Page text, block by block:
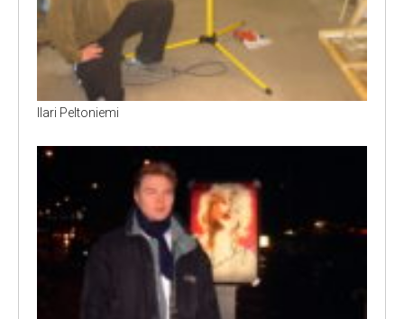
Ilari Peltoniemi